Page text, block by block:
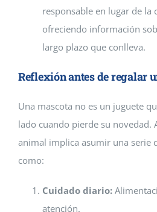
responsable en lugar de la
ofreciendo información
largo plazo que conlleva.
Reflexión antes de regalar
Una mascota no es un juguete
lado cuando pierde su novedad.
animal implica asumir una serie
como:
Cuidado diario:
atención.